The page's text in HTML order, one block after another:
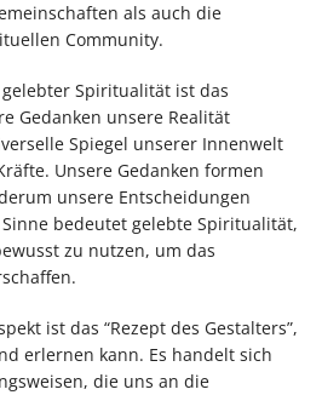
als auch die
Community.
Spiritualität ist das
Gedanken unsere Realität
Spiegel unserer Innenwelt
Unsere Gedanken formen
unsere Entscheidungen
bedeutet gelebte Spiritualität,
zu nutzen, um das
ist das “Rezept des Gestalters”,
erlernen kann. Es handelt sich
die uns an die